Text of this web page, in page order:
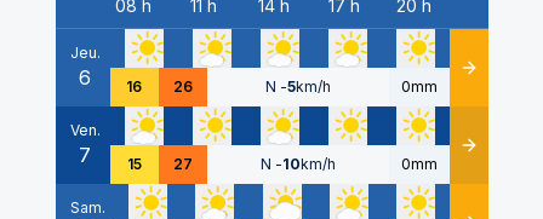
Date
08 h 11 h 14 h 17 h 20 h
Jeu.
6 16 26 N -5km/h 0mm Détails
Ven.
7 15 27 N -10km/h 0mm Détails
Sam.